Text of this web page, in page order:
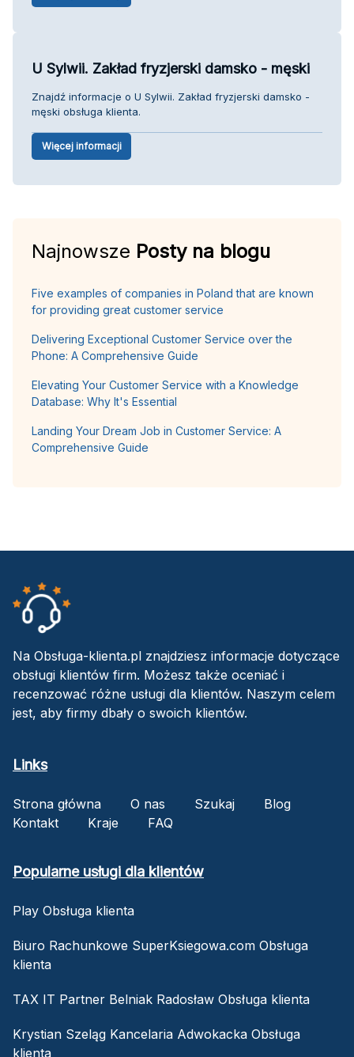
U Sylwii. Zakład fryzjerski damsko - męski
Znajdź informacje o U Sylwii. Zakład fryzjerski damsko -
męski obsługa klienta.
Więcej informacji
Najnowsze Posty na blogu
Five examples of companies in Poland that are known
for providing great customer service
Delivering Exceptional Customer Service over the
Phone: A Comprehensive Guide
Elevating Your Customer Service with a Knowledge
Database: Why It's Essential
Landing Your Dream Job in Customer Service: A
Comprehensive Guide
Na Obsługa-klienta.pl znajdziesz informacje dotyczące
obsługi klientów firm. Możesz także oceniać i
recenzować różne usługi dla klientów. Naszym celem
jest, aby firmy dbały o swoich klientów.
Links
Strona główna O nas Szukaj
Blog
Kontakt
Kraje FAQ
Popularne usługi dla klientów
Play Obsługa klienta
Biuro Rachunkowe SuperKsiegowa.com Obsługa
klienta
TAX IT Partner Belniak Radosław Obsługa klienta
Krystian Szeląg Kancelaria Adwokacka Obsługa
klienta